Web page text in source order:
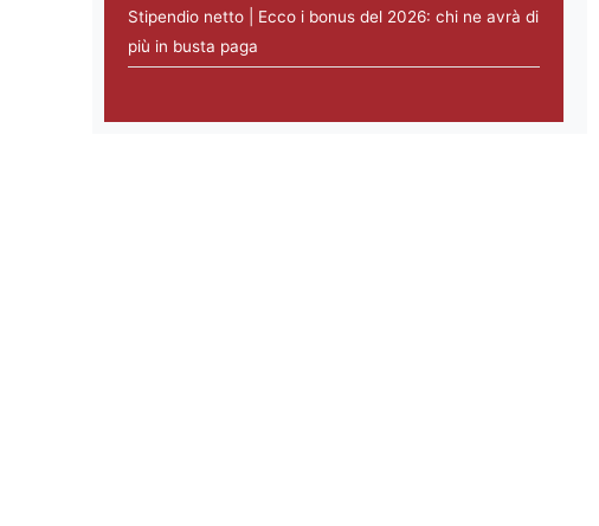
Stipendio netto | Ecco i bonus del 2026: chi ne avrà di
più in busta paga